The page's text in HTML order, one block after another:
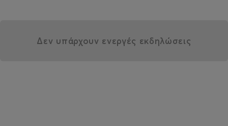
Δεν υπάρχουν ενεργές εκδηλώσεις